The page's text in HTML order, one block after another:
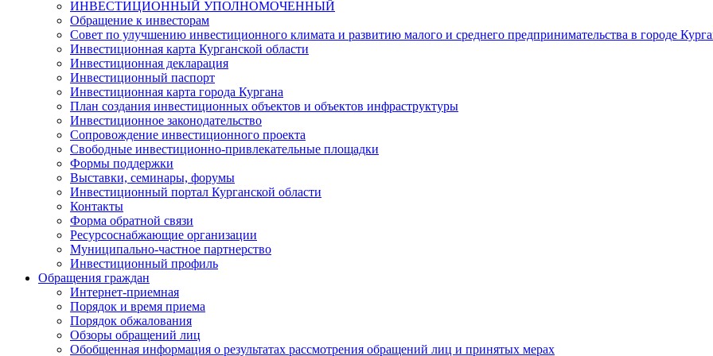
ИНВЕСТИЦИОННЫЙ УПОЛНОМОЧЕННЫЙ
Обращение к инвесторам
Совет по улучшению инвестиционного климата и развитию малого и среднего предпринимательства в городе
Инвестиционная карта Курганской области
Инвестиционная декларация
Инвестиционный паспорт
Инвестиционная карта города Кургана
План создания инвестиционных объектов и объектов инфраструктуры
Инвестиционное законодательство
Сопровождение инвестиционного проекта
Свободные инвестиционно-привлекательные площадки
Формы поддержки
Выставки, семинары, форумы
Инвестиционный портал Курганской области
Контакты
Форма обратной связи
Ресурсоснабжающие организации
Муниципально-частное партнерство
Инвестиционный профиль
Обращения граждан
Интернет-приемная
Порядок и время приема
Порядок обжалования
Обзоры обращений лиц
Обобщенная информация о результатах рассмотрения обращений лиц и принятых мерах